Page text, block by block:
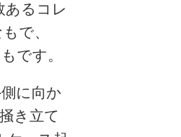
あるコレ
で、
です。
に向か
き立て